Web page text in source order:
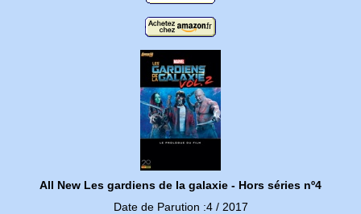
All New Les gardiens de la galaxie - Hors séries nº4
Date de Parution :4 / 2017